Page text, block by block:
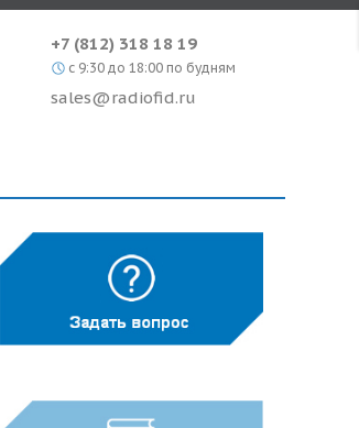
+7 (812) 318 18 19
c 9:30 до 18:00 по будням
sales@radiofid.ru